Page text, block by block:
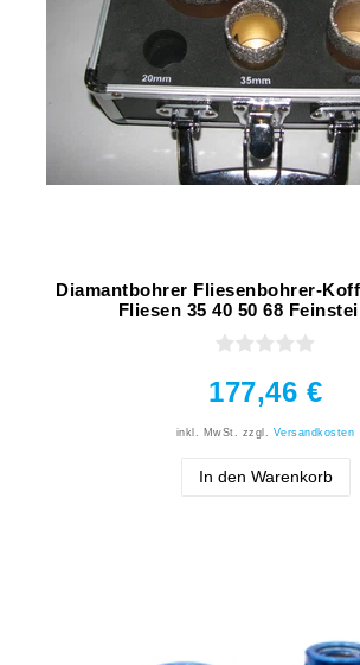
Diamantbohrer Fliesenbohrer-
Fliesen 35 40 50 68
177,46 €
inkl. MwSt. zzgl. Versandkosten
In den Warenkorb